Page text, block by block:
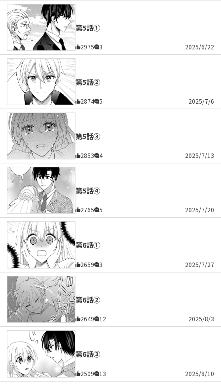
第5話①
2975 3 2025/6/22
第5話②
2874 5 2025/7/6
第5話③
2853 4 2025/7/13
第5話④
2765 5 2025/7/20
第6話①
2659 3 2025/7/27
第6話②
2649 12 2025/8/3
第6話③
2509 13 2025/8/10